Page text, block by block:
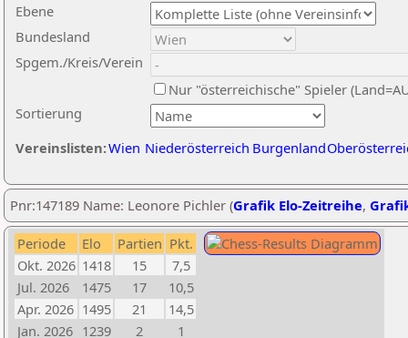
Ebene
Sortierung
Bundesland
Spgem./Kreis/Verein
Nur "österreichische" Spieler
Vereinslisten:Wien Niederösterreich Burgenland
Pnr:147189 Name: Leonore Pichler (Grafik Elo-Zeitreihe,
Periode Elo Partien Pkt.
Okt. 2026 1418 15
7,5
Jul. 2026
1475 17
10,5
Apr. 2026 1495 21
14,5
Jan. 2026 1239 2
1